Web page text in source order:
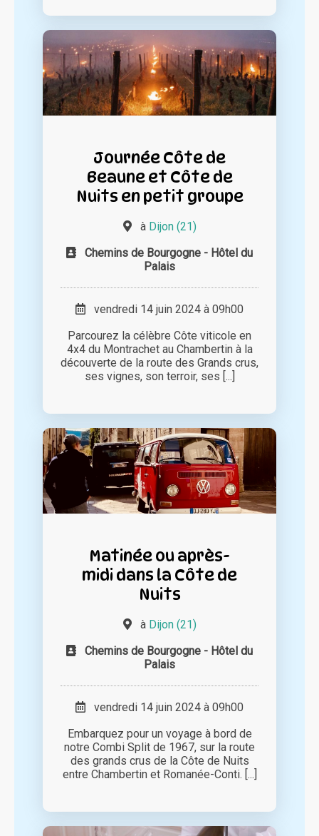
Journée Côte de
Beaune et Côte de
Nuits en petit groupe
à Dijon (21)
Chemins de Bourgogne - Hôtel du
Palais
vendredi 14 juin 2024 à 09h00
Parcourez la célèbre Côte viticole en
4x4 du Montrachet au Chambertin à la
découverte de la route des Grands crus,
ses vignes, son terroir, ses [...]
Matinée ou après-
midi dans la Côte de
Nuits
à Dijon (21)
Chemins de Bourgogne - Hôtel du
Palais
vendredi 14 juin 2024 à 09h00
Embarquez pour un voyage à bord de
notre Combi Split de 1967, sur la route
des grands crus de la Côte de Nuits
entre Chambertin et Romanée-Conti. [...]